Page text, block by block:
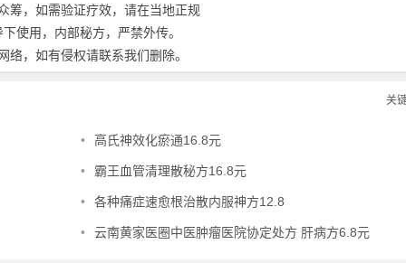
筹，如需验证疗效，请在当地正规
使用，内部秘方，严禁外传。
络，如有侵权请联系我们删除。
关
• 高氏神效化瘀通16.8元
• 霸王血管清理散秘方16.8元
• 各种痛症速愈根治散内服神方12.8
• 云南黄家医圈中医肿瘤医院协定处方 肝病方6.8元